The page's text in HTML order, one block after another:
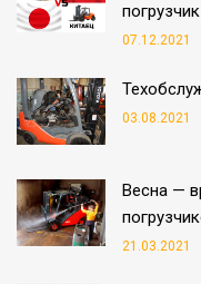
07.12.2021
03.08.2021
Весна —
21.03.2021